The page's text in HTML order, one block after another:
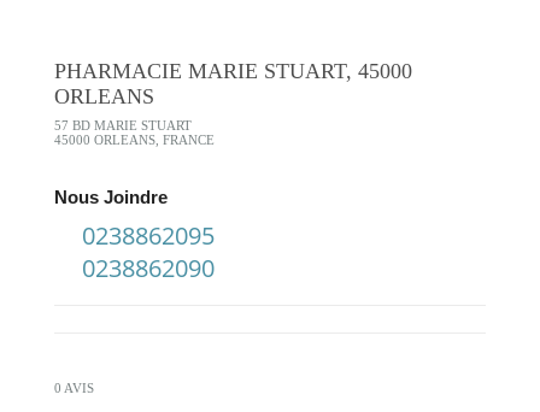
PHARMACIE MARIE STUART, 45000
ORLEANS
57 BD MARIE STUART
45000 ORLEANS, FRANCE
Nous Joindre
0238862095
0238862090
0 AVIS